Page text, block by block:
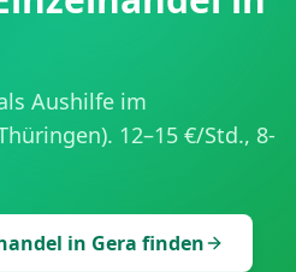
Aushilfe im
). 12–15 €/Std., 8-
in Gera finden